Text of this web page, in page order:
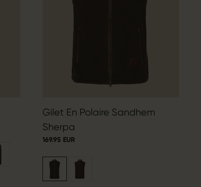
Gilet En Polaire Sandhem
Sherpa
169.95 EUR